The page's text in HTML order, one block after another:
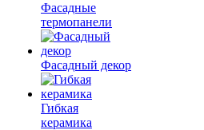
Фасадные
термопанели
Фасадный декор
Гибкая
керамика